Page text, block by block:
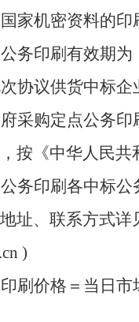
家机密资料的印
务印刷有效期
协议供货中标企
采购定点公务
按《中华人民共
务印刷各中标
址、联系方式
)
刷价格＝当日